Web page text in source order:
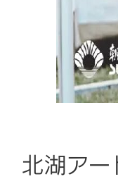
北湖ア